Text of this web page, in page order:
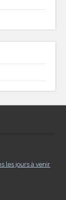
les jours à venir